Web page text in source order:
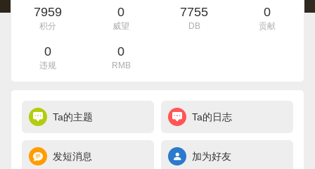
7959
积分
0
威望
7755
DB
0
贡献
0
违规
0
RMB
Ta的主题 Ta的日志
发短消息 加为好友